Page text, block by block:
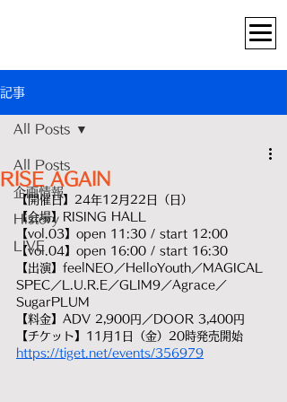
記事
All Posts
企画情報
History
LIVE
All Posts
RISE AGAIN
【開催日】24年12月22日（日）
【会場】RISING HALL
【vol.03】open 11:30 / start 12:00
【vol.04】open 16:00 / start 16:30
【出演】feelNEO／HelloYouth／MAGICAL
SPEC／L.U.R.E／GLIM9／Agrace／
SugarPLUM
【料金】ADV 2,900円／DOOR 3,400円
【チケット】11月1日（金）20時発売開始
https://tiget.net/events/356979